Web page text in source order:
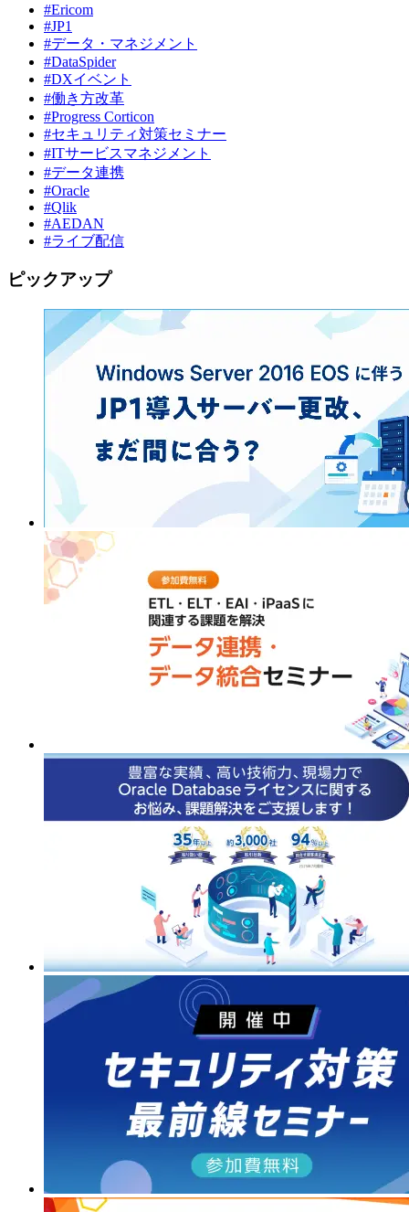
#Ericom
#JP1
#データ・マネジメント
#DataSpider
#DXイベント
#働き方改革
#Progress Corticon
#セキュリティ対策セミナー
#ITサービスマネジメント
#データ連携
#Oracle
#Qlik
#AEDAN
#ライブ配信
ピックアップ